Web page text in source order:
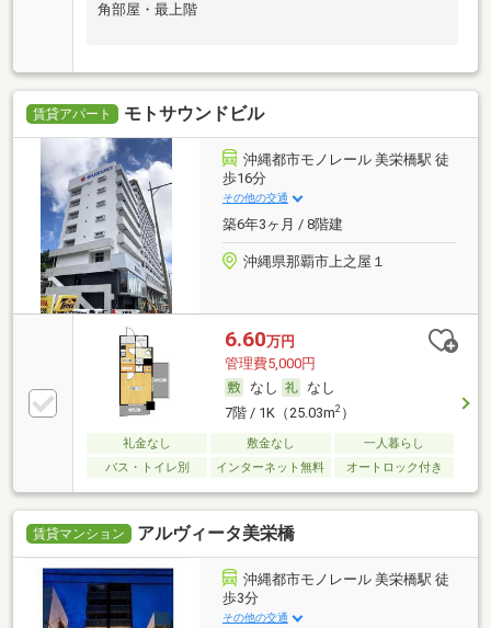
角部屋・最上階
賃貸アパート モトサウンドビル
沖縄都市モノレール 美栄橋駅 徒
歩16分
その他の交通
築6年3ヶ月 / 8階建
沖縄県那覇市上之屋１
6.60万円
管理費5,000円
なし
なし
7階 / 1K（25.03m2）
礼金なし 敷金なし
一人暮らし
バス・トイレ別
インターネット無料 オートロック付き
賃貸マンション アルヴィータ美栄橋
沖縄都市モノレール 美栄橋駅 徒
歩3分
その他の交通